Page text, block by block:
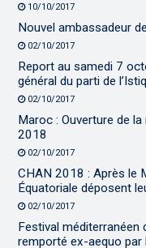
10/10/2017
Nouvel ambassadeur
02/10/2017
Report au samedi 7
général du parti de
02/10/2017
Maroc : Ouverture de
2018
02/10/2017
CHAN 2018 : Après le
Équatoriale déposent
02/10/2017
Festival méditerranéen
remporté ex-aequo par